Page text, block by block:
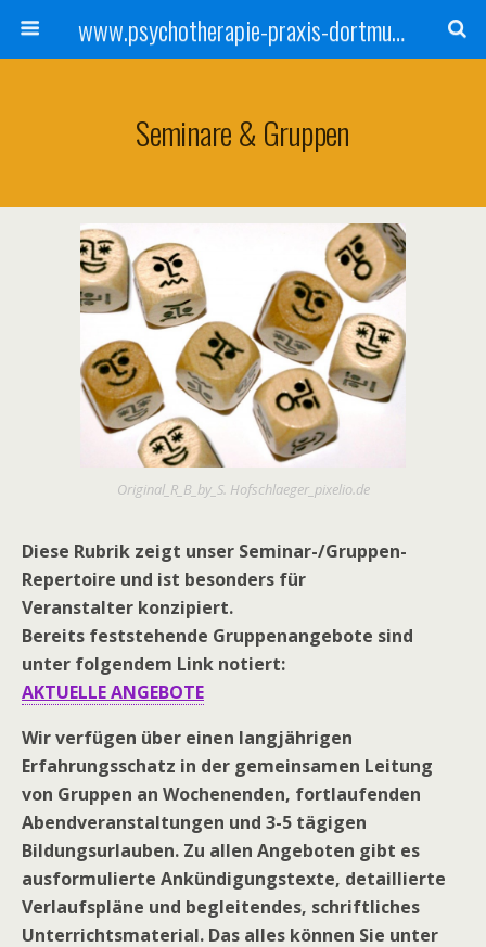
www.psychotherapie-praxis-dortmund.de
Seminare & Gruppen
Original_R_B_by_S. Hofschlaeger_pixelio.de
Diese Rubrik zeigt unser Seminar-/Gruppen-
Repertoire und ist besonders für
Veranstalter konzipiert.
Bereits feststehende Gruppenangebote sind
unter folgendem Link notiert:
AKTUELLE ANGEBOTE
Wir verfügen über einen langjährigen
Erfahrungsschatz in der gemeinsamen Leitung
von Gruppen an Wochenenden, fortlaufenden
Abendveranstaltungen und 3-5 tägigen
Bildungsurlauben. Zu allen Angeboten gibt es
ausformulierte Ankündigungstexte, detaillierte
Verlaufspläne und begleitendes, schriftliches
Unterrichtsmaterial. Das alles können Sie unter